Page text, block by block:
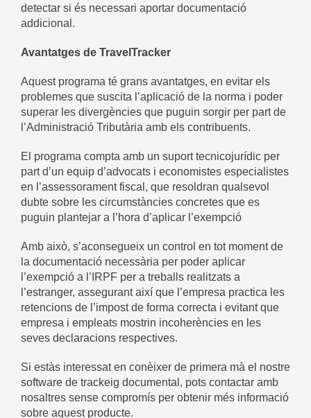
detectar si és necessari aportar documentació
addicional.
Avantatges de TravelTracker
Aquest programa té grans avantatges, en evitar els
problemes que suscita l’aplicació de la norma i poder
superar les divergències que puguin sorgir per part de
l’Administració Tributària amb els contribuents.
El programa compta amb un suport tecnicojurídic per
part d’un equip d’advocats i economistes especialistes
en l’assessorament fiscal, que resoldran qualsevol
dubte sobre les circumstàncies concretes que es
puguin plantejar a l’hora d’aplicar l’exempció
Amb això, s’aconsegueix un control en tot moment de
la documentació necessària per poder aplicar
l’exempció a l’IRPF per a treballs realitzats a
l’estranger, assegurant així que l’empresa practica les
retencions de l’impost de forma correcta i evitant que
empresa i empleats mostrin incoherències en les
seves declaracions respectives.
Si estàs interessat en conèixer de primera mà el nostre
software de trackeig documental, pots contactar amb
nosaltres sense compromís per obtenir més informació
sobre aquest producte.